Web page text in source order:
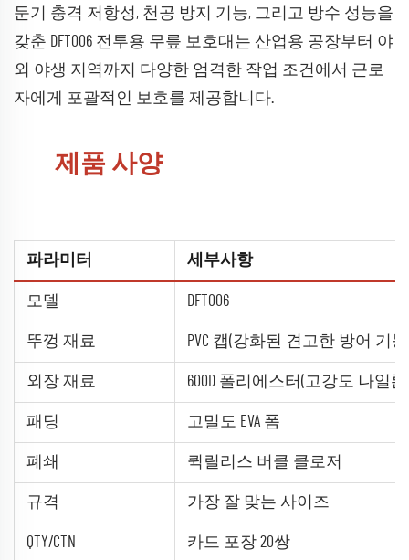
둔기 충격 저항성, 천공 방지 기능, 그리고 방수 성능을
갖춘 DFT006 전투용 무릎 보호대는 산업용 공장부터 야
외 야생 지역까지 다양한 엄격한 작업 조건에서 근로
자에게 포괄적인 보호를 제공합니다.
제품 사양
파라미터 세부사항
모델 DFT006
뚜껑 재료 PVC 캡(강화된 견고한 방어 기
외장 재료 600D 폴리에스터(고강도 나일론
패딩 고밀도 EVA 폼
폐쇄 퀵릴리스 버클 클로저
규격 가장 잘 맞는 사이즈
QTY/CTN 카드 포장 20쌍